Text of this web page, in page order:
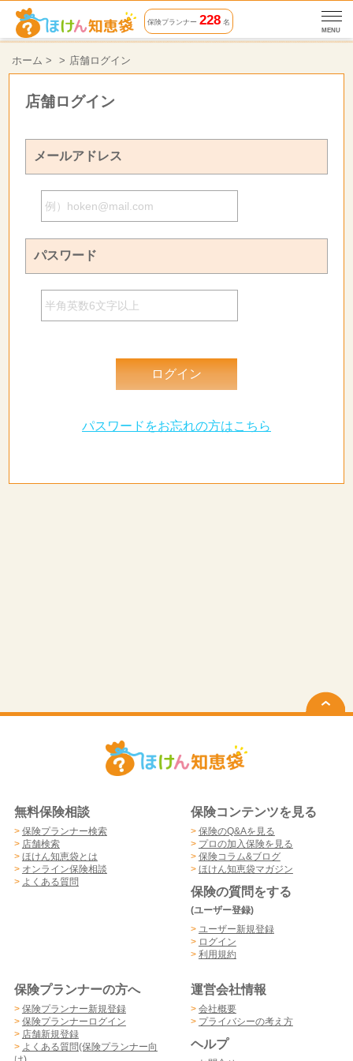
保険プランナー228 名
MENU
ホーム > 店舗ログイン
店舗ログイン
メールアドレス
パスワード
パスワードをお忘れの方はこちら
無料保険相談
> 保険プランナー検索
> 店舗検索
> ほけん知恵袋とは
> オンライン保険相談
> よくある質問
保険コンテンツを見る
> 保険のQ&Aを見る
> プロの加入保険を見る
> 保険コラム&ブログ
> ほけん知恵袋マガジン
保険の質問をする
(ユーザー登録)
> ユーザー新規登録
> ログイン
> 利用規約
保険プランナーの方へ
> 保険プランナー新規登録
> 保険プランナーログイン
> 店舗新規登録
> よくある質問(保険プランナー向
運営会社情報
> 会社概要
> プライバシーの考え方
ヘルプ